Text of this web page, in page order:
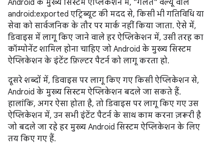
Android के मुख्य सिस्टम ऐप्लिकेशन में, "गलत" वैल्यू वाले
android:exported एट्रिब्यूट की मदद से, किसी भी गतिविधि या
सेवा को सार्वजनिक के तौर पर मार्क नहीं किया जाता. ऐसे में,
डिवाइस में लागू किए जाने वाले हर ऐप्लिकेशन में, उसी तरह का
कॉम्पोनेंट शामिल होना चाहिए जो Android के मुख्य सिस्टम
ऐप्लिकेशन के इंटेंट फ़िल्टर पैटर्न को लागू करता हो.
दूसरे शब्दों में, डिवाइस पर लागू किए गए किसी ऐप्लिकेशन से,
Android के मुख्य सिस्टम ऐप्लिकेशन बदले जा सकते हैं.
हालांकि, अगर ऐसा होता है, तो डिवाइस पर लागू किए गए उस
ऐप्लिकेशन में, उन सभी इंटेंट पैटर्न के साथ काम करना ज़रूरी है
जो बदले जा रहे हर मुख्य Android सिस्टम ऐप्लिकेशन के लिए
तय किए गए हैं.